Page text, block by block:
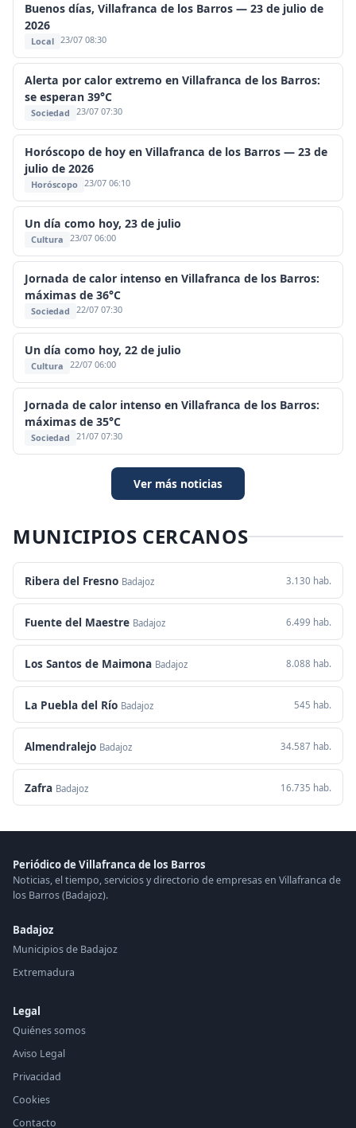
Buenos días, Villafranca de los Barros — 23 de julio de
2026
Local 23/07 08:30
Alerta por calor extremo en Villafranca de los Barros:
se esperan 39°C
Sociedad 23/07 07:30
Horóscopo de hoy en Villafranca de los Barros — 23 de
julio de 2026
Horóscopo 23/07 06:10
Un día como hoy, 23 de julio
Cultura 23/07 06:00
Jornada de calor intenso en Villafranca de los Barros:
máximas de 36°C
Sociedad 22/07 07:30
Un día como hoy, 22 de julio
Cultura 22/07 06:00
Jornada de calor intenso en Villafranca de los Barros:
máximas de 35°C
Sociedad 21/07 07:30
Ver más noticias
MUNICIPIOS CERCANOS
Ribera del Fresno Badajoz 3.130 hab.
Fuente del Maestre Badajoz 6.499 hab.
Los Santos de Maimona Badajoz 8.088 hab.
La Puebla del Río Badajoz 545 hab.
Almendralejo Badajoz 34.587 hab.
Zafra Badajoz 16.735 hab.
Periódico de Villafranca de los Barros
Noticias, el tiempo, servicios y directorio de empresas en Villafranca de
los Barros (Badajoz).
Badajoz
Municipios de Badajoz
Extremadura
Legal
Quiénes somos
Aviso Legal
Privacidad
Cookies
Contacto